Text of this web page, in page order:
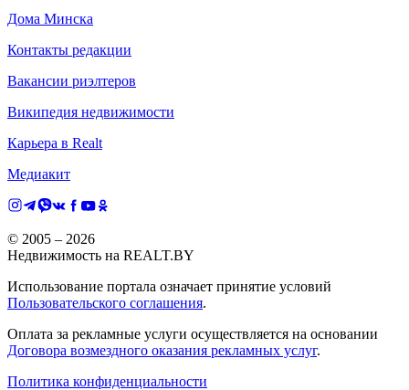
Дома Минска
Контакты редакции
Вакансии риэлтеров
Википедия недвижимости
Карьера в Realt
Медиакит
© 2005 – 2026
Недвижимость на REALT.BY
Использование портала означает принятие условий
Пользовательского соглашения.
Оплата за рекламные услуги осуществляется на основании
Договора возмездного оказания рекламных услуг.
Политика конфиденциальности